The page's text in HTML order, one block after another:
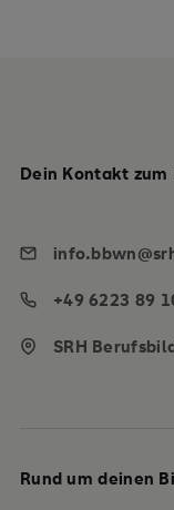
Rund um deinen
Dein Kontakt zum
+49 6223 89
SRH